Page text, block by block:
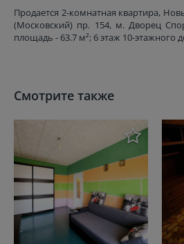
Продается 2-комнатная квартира,
(Московский) пр. 154, м. Дворец
площадь - 63.7 м²; 6 этаж 10-этажного
Смотрите также